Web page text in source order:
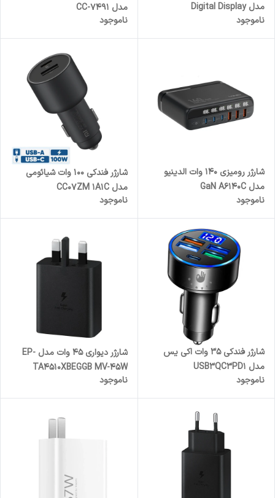
مدل Digital Display
ناموجود
مدل CC-7491
ناموجود
شارژر رومیزی 140 وات الدینیو
مدل GaN A6140C
ناموجود
شارژر فندکی 100 وات شیائومی
مدل CC07ZM 1A1C
ناموجود
شارژر فندکی 35 وات اکی یس
مدل USB3QC3PD1
ناموجود
شارژر دیواری 45 وات مدل EP-
TA4510XBEGGB MV-45W
ناموجود